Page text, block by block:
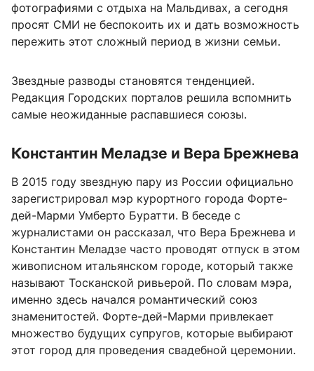
фотографиями с отдыха на Мальдивах, а сегодня
просят СМИ не беспокоить их и дать возможность
пережить этот сложный период в жизни семьи.
Звездные разводы становятся тенденцией.
Редакция Городских порталов решила вспомнить
самые неожиданные распавшиеся союзы.
Константин Меладзе и Вера Брежнева
В 2015 году звездную пару из России официально
зарегистрировал мэр курортного города Форте-
дей-Марми Умберто Буратти. В беседе с
журналистами он рассказал, что Вера Брежнева и
Константин Меладзе часто проводят отпуск в этом
живописном итальянском городе, который также
называют Тосканской ривьерой. По словам мэра,
именно здесь начался романтический союз
знаменитостей. Форте-дей-Марми привлекает
множество будущих супругов, которые выбирают
этот город для проведения свадебной церемонии.